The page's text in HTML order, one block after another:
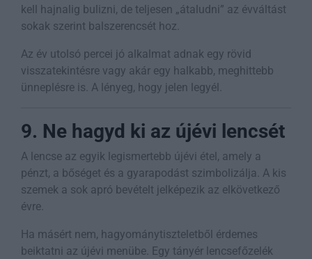
kell hajnalig bulizni, de teljesen „átaludni” az évváltást
sokak szerint balszerencsét hoz.
Az év utolsó percei jó alkalmat adnak egy rövid
visszatekintésre vagy akár egy halkabb, meghittebb
ünneplésre is. A lényeg, hogy jelen legyél.
9. Ne hagyd ki az újévi lencsét
A lencse az egyik legismertebb újévi étel, amely a
pénzt, a bőséget és a gyarapodást szimbolizálja. A kis
szemek a sok apró bevételt jelképezik az elkövetkező
évre.
Ha másért nem, hagyománytiszteletből érdemes
beiktatni az újévi menübe. Egy tányér lencsefőzelék